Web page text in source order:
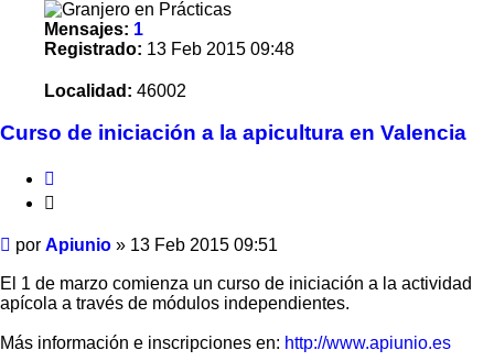
Mensajes: 1
Registrado: 13 Feb 2015 09:48
Localidad: 46002
Curso de iniciación a la apicultura en Valencia
Mensaje
por Apiunio » 13 Feb 2015 09:51
El 1 de marzo comienza un curso de iniciación a la actividad
apícola a través de módulos independientes.
Más información e inscripciones en: http://www.apiunio.es